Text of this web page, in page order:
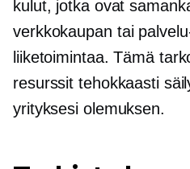
kulut, jotka ovat
verkkokaupan tai
liiketoimintaa. Tämä
resurssit tehokkaasti
yrityksesi olemuksen.